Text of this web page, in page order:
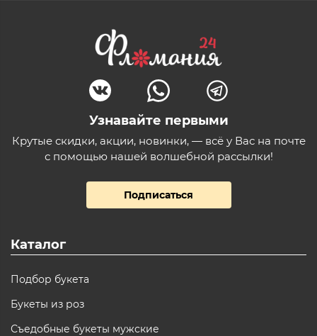
Узнавайте первыми
Крутые скидки, акции, новинки, — всё у Вас на почте
с помощью нашей волшебной рассылки!
Подписаться
Каталог
Подбор букета
Букеты из роз
Съедобные букеты мужские